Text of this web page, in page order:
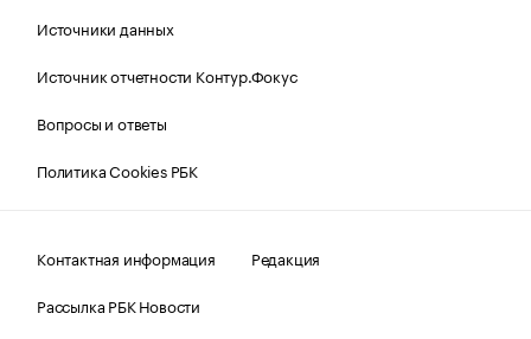
Источники данных
Источник отчетности Контур.Фокус
Вопросы и ответы
Политика Cookies РБК
Контактная информация
Редакция
Рассылка РБК Новости